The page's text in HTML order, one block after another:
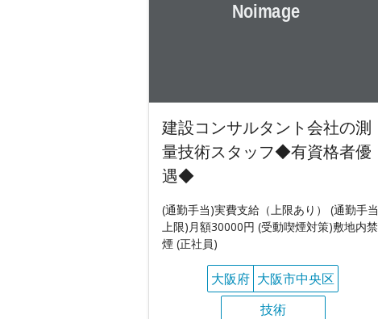
建設コンサルタント会社の測
量技術スタッフ◆有資格者優
遇◆
(通勤手当)実費支給（上限あり） (通勤手当
上限)月額30000円 (受動喫煙対策)敷地内禁
煙 (正社員)
大阪府 大阪市中央区
技術